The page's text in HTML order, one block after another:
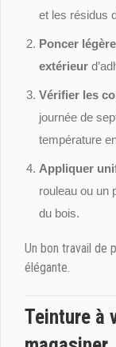
et les résidus
Poncer
extérieur
Vérifier les
journée de
température
Appliquer
rouleau ou un
du bois.
Un bon travail de
élégante.
Teinture à